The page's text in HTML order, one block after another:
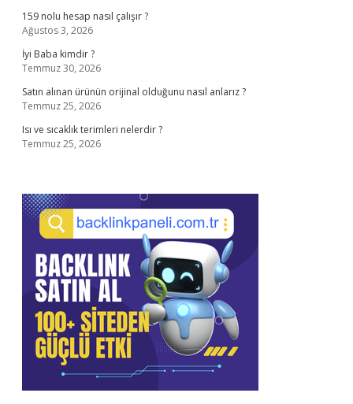
159 nolu hesap nasıl çalışır ?
Ağustos 3, 2026
İyi Baba kimdir ?
Temmuz 30, 2026
Satın alınan ürünün orijinal olduğunu nasıl anlarız ?
Temmuz 25, 2026
Isı ve sıcaklık terimleri nelerdir ?
Temmuz 25, 2026